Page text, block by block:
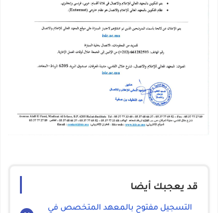
قد يعجبك أيضا
التسجيل مفتوح بالمعهد المتخصص في